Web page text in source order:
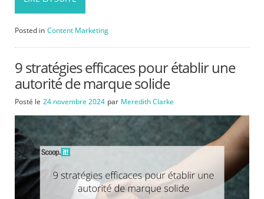
Posted in Content Marketing
9 stratégies efficaces pour établir une
autorité de marque solide
Posté le 24 novembre 2024 par Meredith Clarke